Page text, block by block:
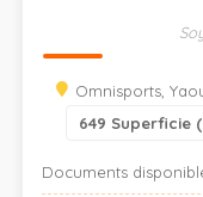
Omnisports,
649 Superficie
Documents